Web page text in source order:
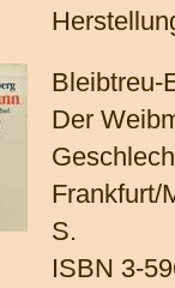
Bleibtreu-
Der
Frankfurt/
S.
ISBN 3-